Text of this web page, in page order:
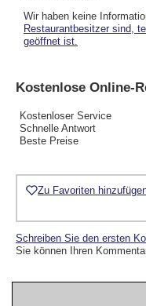
Wir haben keine
Restaurantbesitzer sind,
geöffnet ist.
Kostenlose Online-
Kostenloser Service
Schnelle Antwort
Beste Preise
Zu Favoriten
Schreiben Sie den ersten
Sie können Ihren